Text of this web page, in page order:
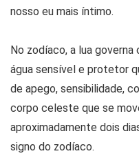
nosso eu mais íntimo.
No zodíaco, a lua governa
água sensível e protetor
de apego, sensibilidade,
corpo celeste que se
aproximadamente dois
signo do zodíaco.